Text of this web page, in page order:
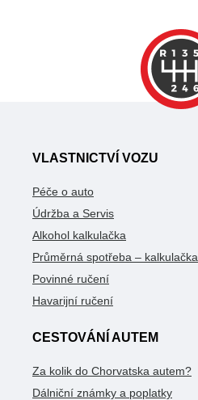
VLASTNICTVÍ VOZU
Péče o auto
Údržba a Servis
Alkohol kalkulačka
Průměrná spotřeba – kalkulačka
Povinné ručení
Havarijní ručení
CESTOVÁNÍ AUTEM
Za kolik do Chorvatska autem?
Dálniční známky a poplatky